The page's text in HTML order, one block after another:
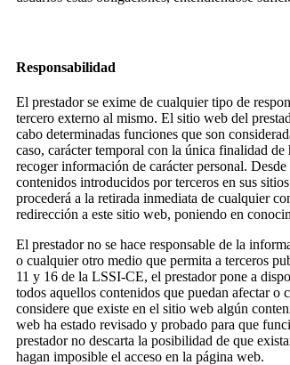
Responsabilidad
El prestador se exime de cualquier tipo de
tercero externo al mismo. El sitio web del
cabo determinadas funciones que son
caso, carácter temporal con la única finalidad
recoger información de carácter personal.
contenidos introducidos por terceros en sus
procederá a la retirada inmediata de cualquier
redirección a este sitio web, poniendo en
El prestador no se hace responsable de la
o cualquier otro medio que permita a terceros
11 y 16 de la LSSI-CE, el prestador pone a
todos aquellos contenidos que puedan afectar
considere que existe en el sitio web algún
web ha estado revisado y probado para que
prestador no descarta la posibilidad de que
hagan imposible el acceso en la página web.